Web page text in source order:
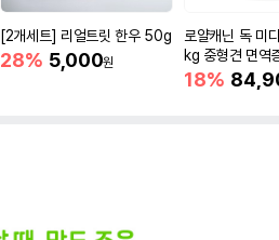
[2개세트] 리얼트릿 한우 50g
28% 5,000원
로얄캐닌 독 미
kg 중형견 면역
18%